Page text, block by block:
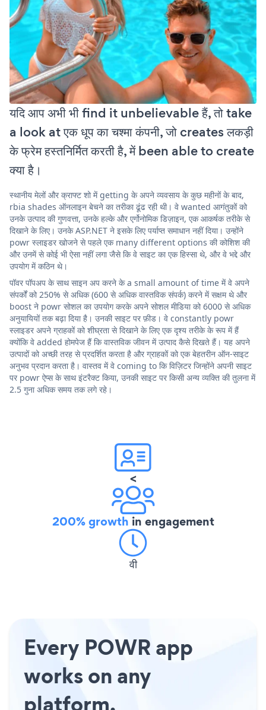
यदि आप अभी भी find it unbelievable हैं, तो take
a look at एक धूप का चश्मा कंपनी, जो creates लकड़ी
के फ्रेम हस्तनिर्मित करती है, में been able to create
क्या है।
स्थानीय मेलों और क्राफ्ट शो में getting के अपने व्यवसाय के कुछ महीनों के बाद,
rbia shades ऑनलाइन बेचने का तरीका ढूंढ रही थी। वे wanted आगंतुकों को
उनके उत्पाद की गुणवत्ता, उनके हल्के और एर्गोनोमिक डिज़ाइन, एक आकर्षक तरीके से
दिखाने के लिए। उनके ASP.NET ने इसके लिए पर्याप्त समाधान नहीं दिया। उन्होंने
powr स्लाइडर खोजने से पहले एक many different options की कोशिश की
और उनमें से कोई भी ऐसा नहीं लगा जैसे कि वे साइट का एक हिस्सा थे, और वे भद्दे और
उपयोग में कठिन थे।
पॉवर पॉपअप के साथ साइन अप करने के a small amount of time में वे अपने
संपर्कों को 250% से अधिक (600 से अधिक वास्तविक संपर्क) करने में सक्षम थे और
boost ने powr सोशल का उपयोग करके अपने सोशल मीडिया को 6000 से अधिक
अनुयायियों तक बढ़ा दिया है। उनकी साइट पर फ़ीड। वे constantly powr
स्लाइडर अपने ग्राहकों को शीघ्रता से दिखाने के लिए एक दृश्य तरीके के रूप में हैं
क्योंकि वे added होमपेज हैं कि वास्तविक जीवन में उत्पाद कैसे दिखते हैं। यह अपने
उत्पादों को अच्छी तरह से प्रदर्शित करता है और ग्राहकों को एक बेहतरीन ऑन-साइट
अनुभव प्रदान करता है। वास्तव में वे coming to कि विज़िटर जिन्होंने अपनी साइट
पर powr ऐप्स के साथ इंटरैक्ट किया, उनकी साइट पर किसी अन्य व्यक्ति की तुलना में
2.5 गुना अधिक समय तक लगे रहे।
<
200% growth in engagement
वी
Every POWR app
works on any
platform.